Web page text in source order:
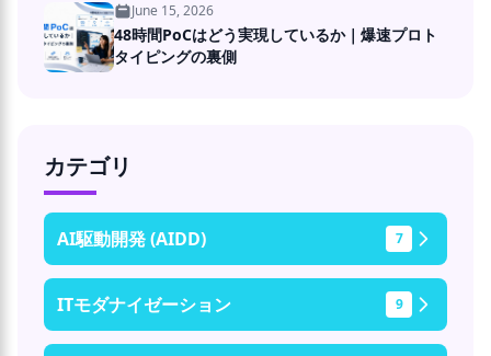
June 15, 2026
48時間PoCはどう実現しているか｜爆速プロト
タイピングの裏側
カテゴリ
AI駆動開発 (AIDD) 7
ITモダナイゼーション 9